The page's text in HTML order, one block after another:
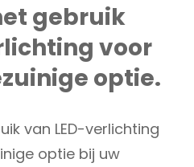
gebruik
voor
optie.
van LED-verlichting
optie bij uw